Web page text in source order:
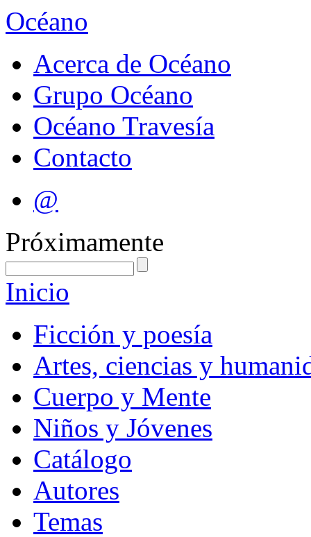
Océano
Acerca de Océano
Grupo Océano
Océano Travesía
Contacto
@
Próximamente
Inicio
Ficción y poesía
Artes, ciencias y
Cuerpo y Mente
Niños y Jóvenes
Catálogo
Autores
Temas